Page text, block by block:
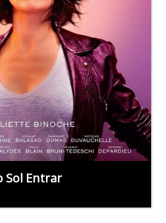
Sol Entrar